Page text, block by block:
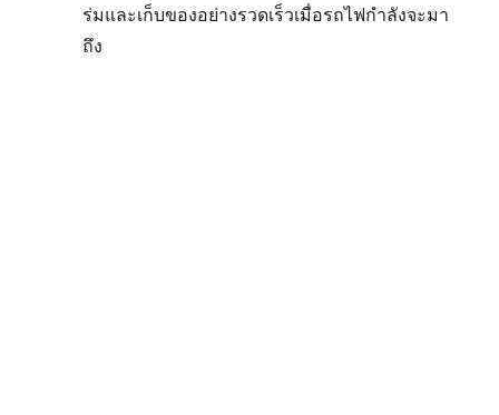
ร่มและเก็บของอย่างรวดเร็วเมื่อรถไฟกำลังจะมา
ถึง